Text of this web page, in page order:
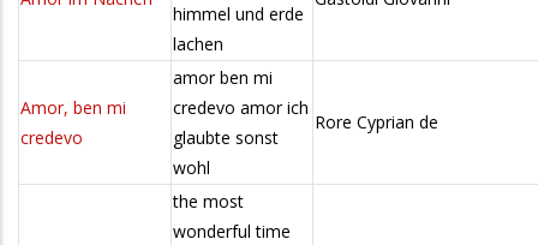
himmel und erde
lachen
Amor, ben mi
credevo
amor ben mi
credevo amor ich
glaubte sonst
wohl
Rore Cyprian de
the most
wonderful time